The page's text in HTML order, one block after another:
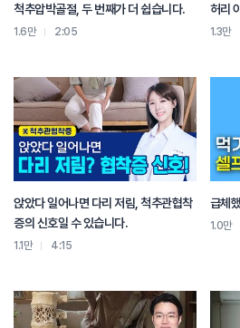
잘 가는 그런 부분들이 없는 사람들은
어쩔 수 없이 자가 회복 기전이라는
두 번째는 영양분 자체가 부족한 경우들이 있습니
안쪽에 대사 기능이나
아니면 소화 기능이 많이 떨어지는 사람들은
결국 내가 잘 먹고 회복을 한다고 해도
손상된 부분들에 잘 가지 못하기 때문에
한약이 큰 역할을 해 줄 수가 있습니다.
요즘 들어서 몸이 예전 같지 않다라고 느껴지신다
이건 몸이 보내는 회복 신호입니다.
허리 건강 꼭 지켜 나가시기 바랍니다.
척추압박골절, 두 번째가 더 쉽습니다.
1.6만 2:05
허리
1.3만
앉았다 일어나면 다리 저림, 척추관협착
증의 신호일 수 있습니다.
1.1만 4:15
급체
1.0만